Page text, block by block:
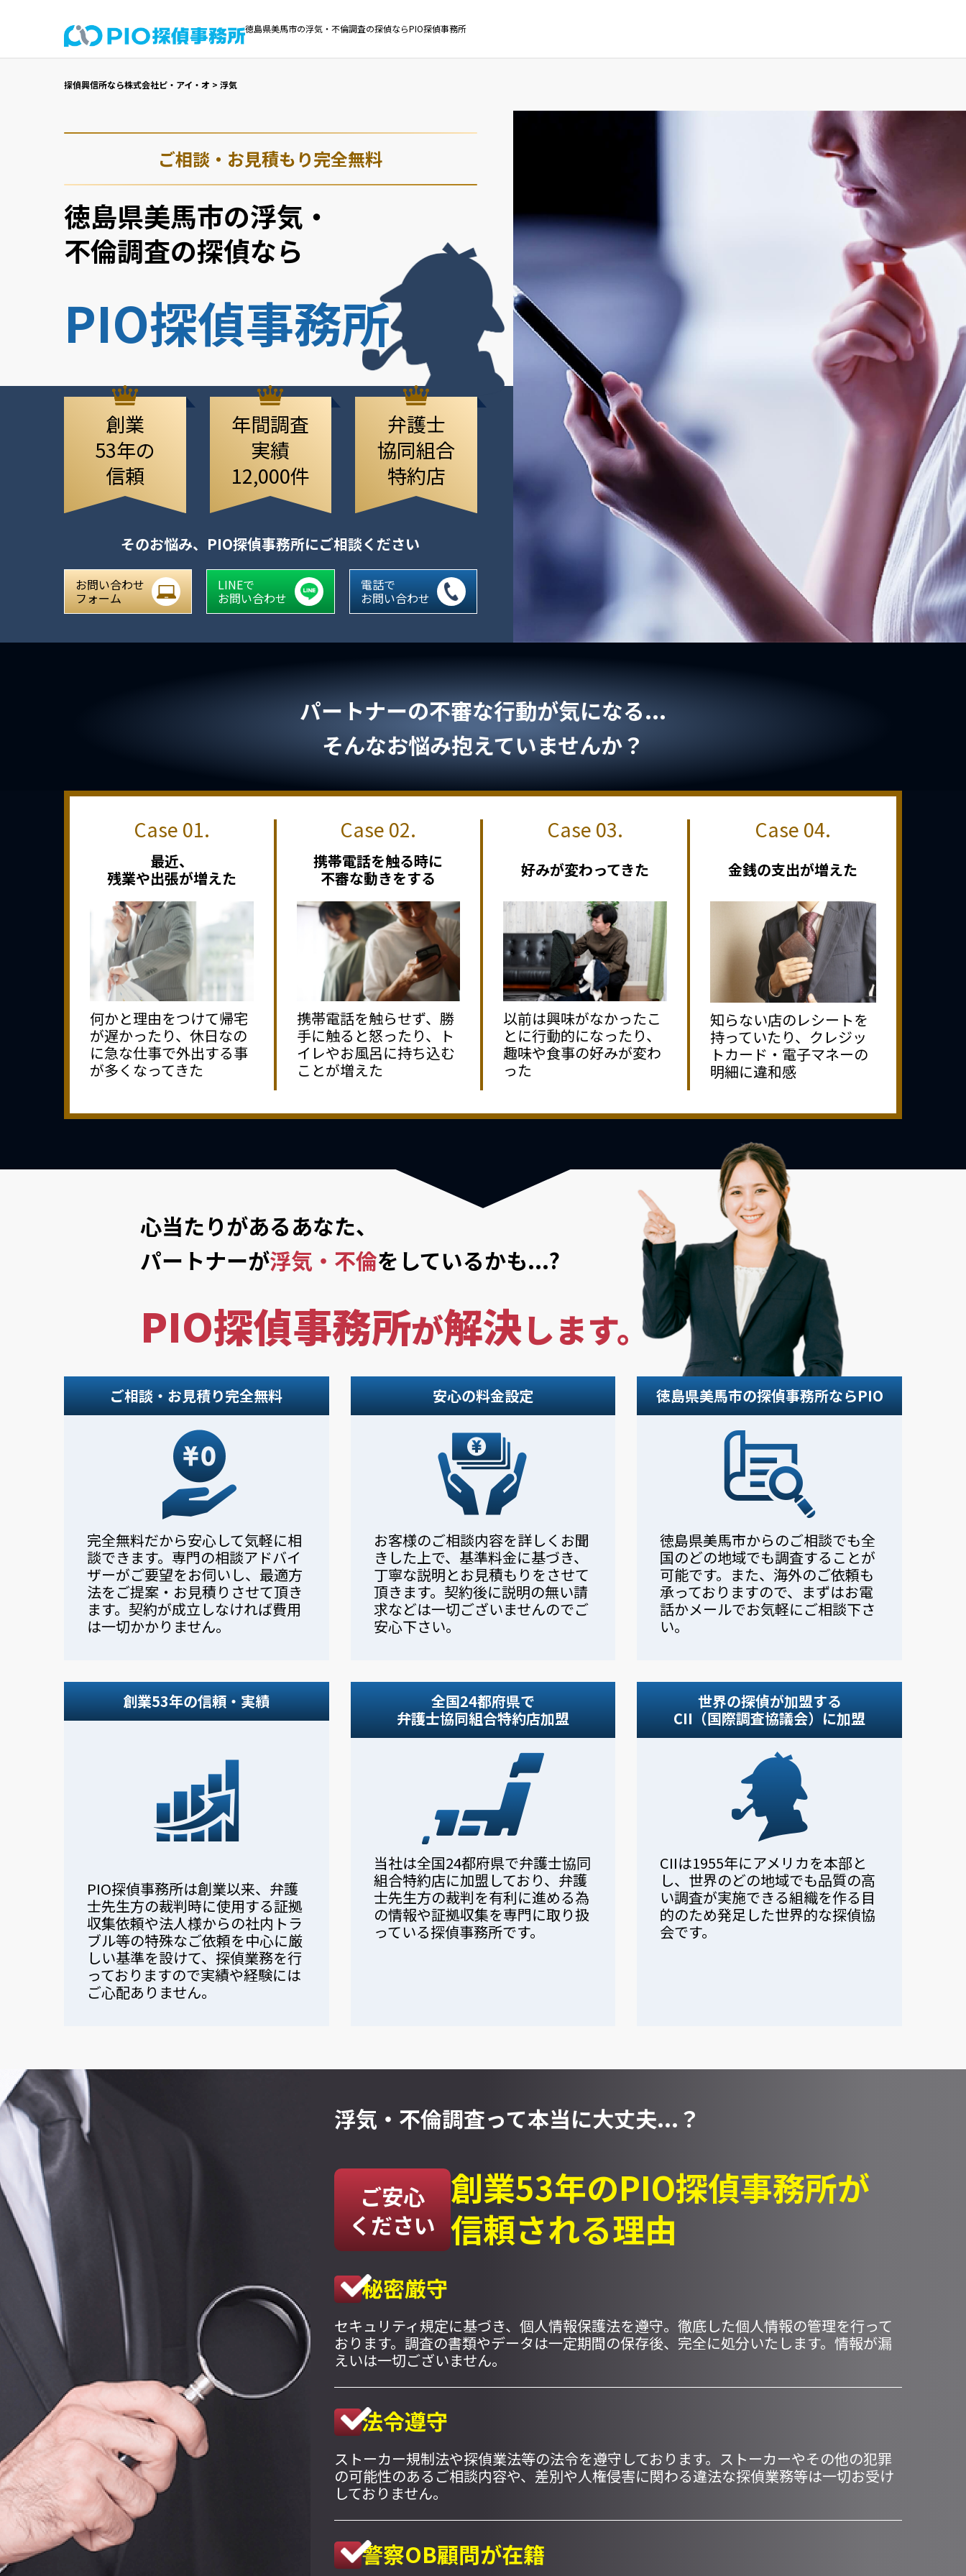
徳島県美馬市の浮気・不倫調査の探偵ならPIO探偵事務所
探偵興信所なら株式会社ピ・アイ・オ > 浮気
ご相談・お見積もり完全無料
徳島県美馬市の浮気・
不倫調査の探偵なら
PIO探偵事務所
創業
53年の
信頼
年間調査
実績
12,000件
弁護士
協同組合
特約店
そのお悩み、 PIO探偵事務所にご相談ください
お問い合わせ
フォーム
LINEで
お問い合わせ
電話で
お問い合わせ
パートナーの不審な行動が気になる...
そんなお悩み抱えていませんか？
最近、
残業や出張が増えた
何かと理由をつけて帰宅
が遅かったり、休日なの
に急な仕事で外出する事
が多くなってきた
携帯電話を触る時に
不審な動きをする
携帯電話を触らせず、勝
手に触ると怒ったり、ト
イレやお風呂に持ち込む
ことが増えた
好みが変わってきた
以前は興味がなかったこ
とに行動的になったり、
趣味や食事の好みが変わ
った
金銭の支出が増えた
知らない店のレシートを
持っていたり、クレジッ
トカード・電子マネーの
明細に違和感
心当たりがあるあなた、
パートナーが浮気・不倫を しているかも...?
PIO探偵事務所が解決します。
ご相談・お見積り完全無料
完全無料だから安心して気軽に相
談できます。専門の相談アドバイ
ザーがご要望をお伺いし、最適方
法をご提案・お見積りさせて頂き
ます。契約が成立しなければ費用
は一切かかりません。
安心の料金設定
お客様のご相談内容を詳しくお聞
きした上で、基準料金に基づき、
丁寧な説明とお見積もりをさせて
頂きます。契約後に説明の無い請
求などは一切ございませんのでご
安心下さい。
徳島県美馬市の探偵事務所ならPIO
徳島県美馬市からのご相談でも全
国のどの地域でも調査することが
可能です。また、海外のご依頼も
承っておりますので、まずはお電
話かメールでお気軽にご相談下さ
い。
創業53年の信頼・実績
PIO探偵事務所は創業以来、弁護
士先生方の裁判時に使用する証拠
収集依頼や法人様からの社内トラ
ブル等の特殊なご依頼を中心に厳
しい基準を設けて、探偵業務を行
っておりますので実績や経験には
ご心配ありません。
全国24都府県で
弁護士協同組合特約店加盟
当社は全国24都府県で弁護士協同
組合特約店に加盟しており、弁護
士先生方の裁判を有利に進める為
の情報や証拠収集を専門に取り扱
っている探偵事務所です。
世界の探偵が加盟する
CII（国際調査協議会）に加盟
CIIは1955年にアメリカを本部と
し、世界のどの地域でも品質の高
い調査が実施できる組織を作る目
的のため発足した世界的な探偵協
会です。
浮気・不倫調査って本当に大丈夫...？
ご安心
ください
創業53年のPIO探偵事務所が
信頼される理由
秘密厳守
セキュリティ規定に基づき、個人情報保護法を遵守。徹底した個人情報の管理を行って
おります。調査の書類やデータは一定期間の保存後、完全に処分いたします。情報が漏
えいは一切ございません。
法令遵守
ストーカー規制法や探偵業法等の法令を遵守しております。ストーカーやその他の犯罪
の可能性のあるご相談内容や、差別や人権侵害に関わる違法な探偵業務等は一切お受け
しておりません。
警察OB顧問が在籍